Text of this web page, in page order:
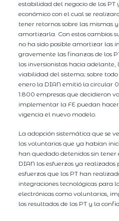
estabilidad del negocio de los
económico con el cual se
tener retornos sobre las mismas
amortizarla. Con estos cambios
no ha sido posible amortizar las
gravemente las finanzas de los
los inversionistas hacia adelante,
viabilidad del sistema; sobre
enero la DIAN emitió la circular
1.800 empresas que decidieron
implementar la FE puedan
vigencia el nuevo modelo.
La adopción sistemática que se
los voluntarios que ya habían
han quedado detenidos sin
DIAN los esfuerzos ya realizados
esfuerzos que los PT han
integraciones tecnológicas para
electrónicas como voluntarios,
los resultados de los PT y la